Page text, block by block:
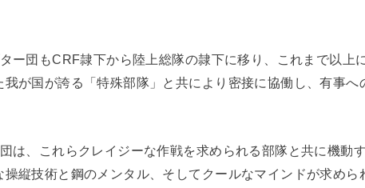
ー団もCRF隷下から陸上総隊の隷下に移り、これまで以上
我が国が誇る「特殊部隊」と共により密接に協働し、有事へ
は、これらクレイジーな作戦を求められる部隊と共に機動
縦技術と鋼のメンタル、そしてクールなマインドが求めら